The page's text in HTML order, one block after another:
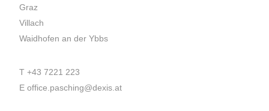
Graz
Villach
Waidhofen an der Ybbs
T +43 7221 223
E office.pasching@dexis.at